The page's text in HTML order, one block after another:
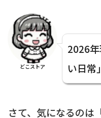
どこストア
2026
い日常
さて、気になるのは